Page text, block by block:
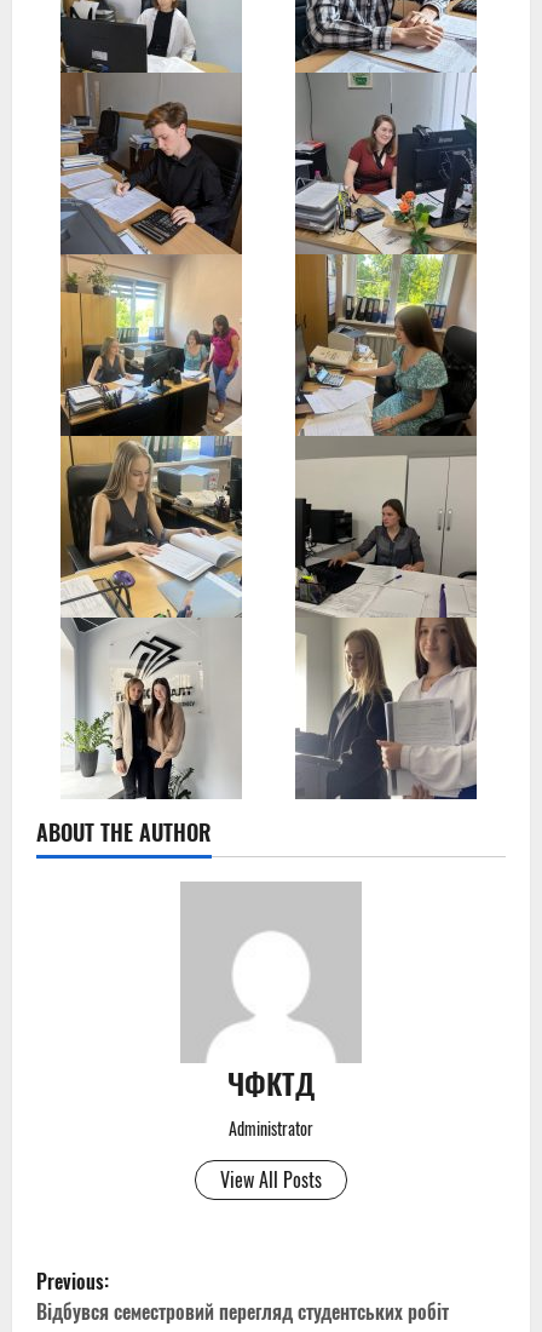
ABOUT THE AUTHOR
ЧФКТД
Administrator
View All Posts
P
Previous:
Відбувся семестровий перегляд студентських робіт